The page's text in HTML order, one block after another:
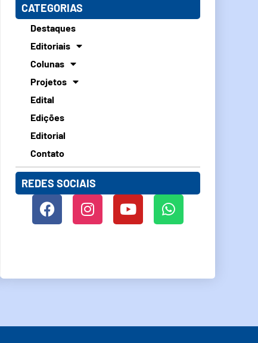
CATEGORIAS
Destaques
Editoriais
Colunas
Projetos
Edital
Edições
Editorial
Contato
REDES SOCIAIS